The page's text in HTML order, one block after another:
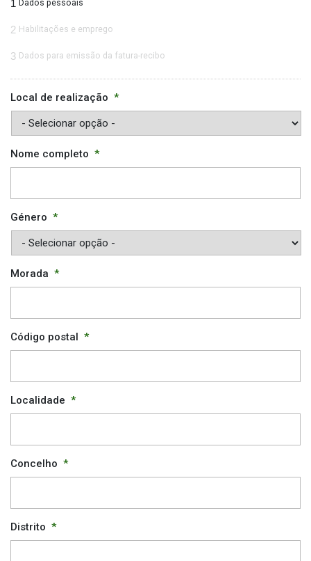
1 Dados pessoais
2 Habilitações e emprego
3 Dados para emissão da fatura-recibo
Local de realização *
Nome completo *
Género *
Morada *
Código postal *
Localidade *
Concelho *
Distrito *